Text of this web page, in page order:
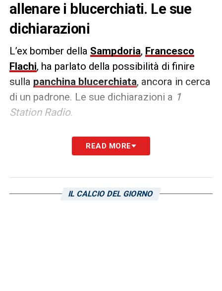
allenare i blucerchiati. Le sue
dichiarazioni
L’ex bomber della Sampdoria, Francesco
Flachi, ha parlato della possibilità di finire
sulla panchina blucerchiata, ancora in cerca
di un padrone. Le sue dichiarazioni a 1
Station Radio.
«Devo prendere ancora il patentino,
preferisco prima fare un po’ di gavetta.
scadrà a gennaio, e la pazienza per imparare
READ MORE
IL CALCIO DEL GIORNO